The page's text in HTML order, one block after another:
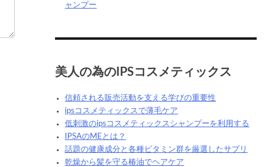
ャンプー
美人の為のIPSコスメティックス
信頼される販売活動を支える学びの重要性
ipsコスメティックスで薄毛ケア
低刺激のipsコスメティックスシャンプーを利用する
IPSAのMEとは？
話題の健康成分と各種ビタミン群を厳選したサプリ
乾燥から髪を守る椿油でヘアケア